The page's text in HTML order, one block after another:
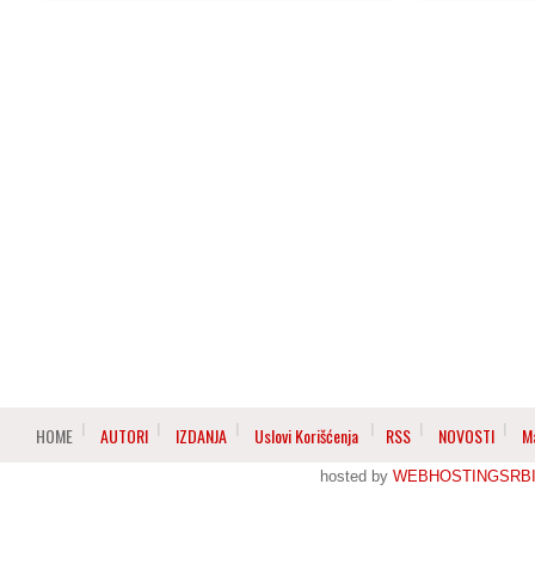
HOME AUTORI IZDANJA Uslovi Korišćenja RSS NOVOSTI
hosted by